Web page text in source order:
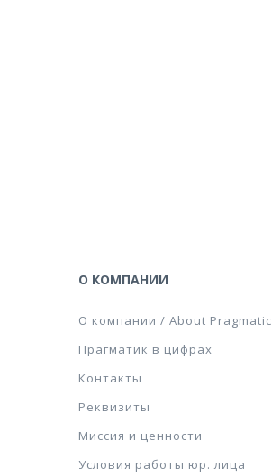
О КОМПАНИИ
О компании / About Pragmatic
Прагматик в цифрах
Контакты
Реквизиты
Миссия и ценности
Условия работы юр. лица